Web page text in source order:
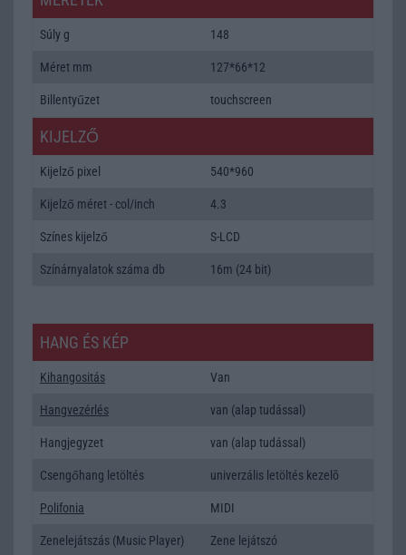
Súly g 148
Méret mm 127*66*12
Billentyűzet touchscreen
KIJELZŐ
Kijelző pixel 540*960
Kijelző méret - col/inch 4.3
Színes kijelző S-LCD
Színárnyalatok száma db 16m (24 bit)
HANG ÉS KÉP
Kihangositás Van
Hangvezérlés van (alap tudással)
Hangjegyzet van (alap tudással)
Csengőhang letöltés univerzális letöltés kezelõ
Polifonia MIDI
Zenelejátszás (Music Player) Zene lejátszó